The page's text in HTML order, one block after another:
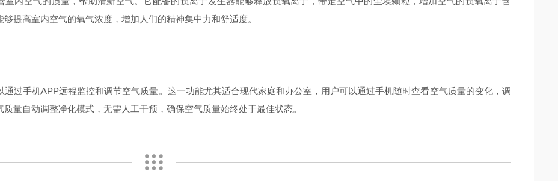
提高室内空气的氧气浓度，增加人们的精神集中力和舒适度。
手机APP远程监控和调节空气质量。这一功能尤其适合现代家庭和办公室，用户可以通过手机随时查看空气质量的变化，调
量自动调整净化模式，无需人工干预，确保空气质量始终处于最佳状态。